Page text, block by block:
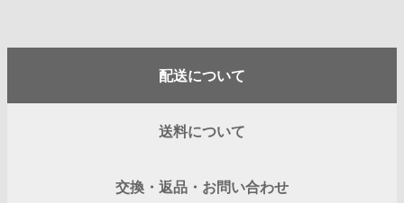
配送について
送料について
交換・返品・お問い合わせ